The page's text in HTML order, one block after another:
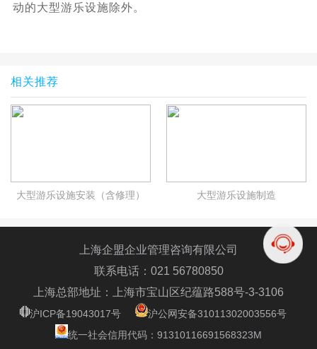
动的大型游乐设施除外。
相关推荐
大型游乐设施安装（含修理） 大型游乐设施制造
上海企盟企业管理咨询有限公司
联系电话：021 56780850
上海总部地址：上海市宝山区纪蕴路588号-3-3106
沪ICP备19043017号
沪公网安备31011302003556号
统一社会信用代码：91310116691568323M